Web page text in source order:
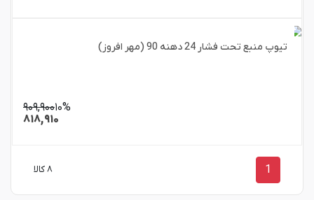
تیوپ منبع تحت فشار 24 دهنه 90 (مهر افروز)
۹۰۹,۹۰۰۱۰%
۸۱۸,۹۱۰
1 ۸ کالا